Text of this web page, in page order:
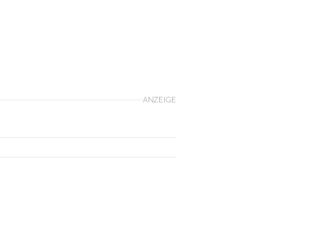
ANZEIGE